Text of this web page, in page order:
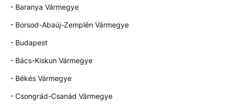
- Baranya Vármegye
- Borsod-Abaúj-Zemplén Vármegye
- Budapest
- Bács-Kiskun Vármegye
- Békés Vármegye
- Csongrád-Csanád Vármegye